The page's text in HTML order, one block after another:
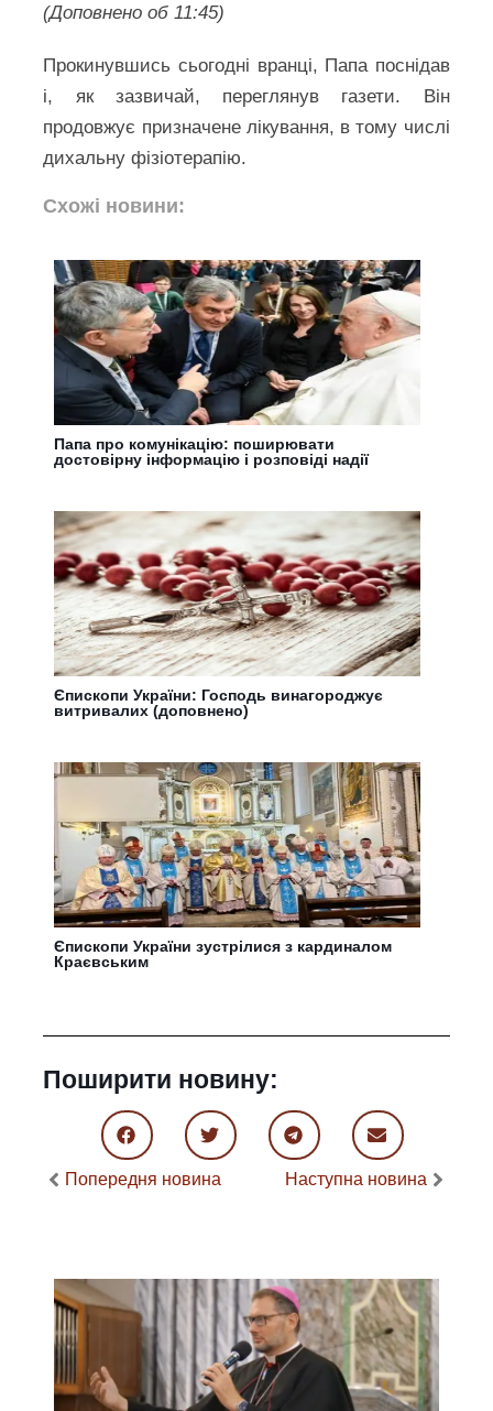
(Доповнено об 11:45)
Прокинувшись сьогодні вранці, Папа поснідав
і, як зазвичай, переглянув газети. Він
продовжує призначене лікування, в тому числі
дихальну фізіотерапію.
Схожі новини:
Папа про комунікацію: поширювати
достовірну інформацію і розповіді надії
Єпископи України: Господь винагороджує
витривалих (доповнено)
Єпископи України зустрілися з кардиналом
Краєвським
Поширити новину:
Попередня новина Наступна новина